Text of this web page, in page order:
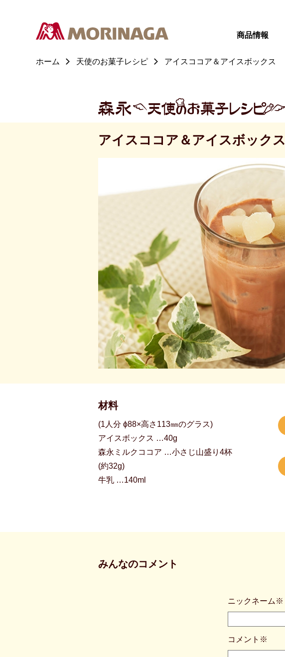
商品情報
ホーム 天使のお菓子レシピ アイスココア＆アイスボックス
アイスココア＆アイスボックス
材料
(1人分 ϕ88×高さ113㎜のグラス)
アイスボックス …40g
森永ミルクココア …小さじ山盛り4杯
(約32g)
牛乳 …140ml
みんなのコメント
ニックネーム※
コメント※